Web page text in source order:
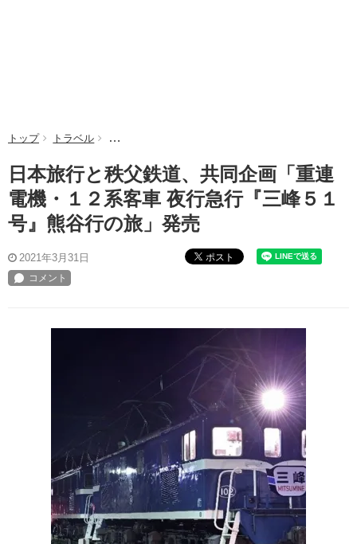
トップ トラベル 日本旅行と秩父鉄道、共同企画「重連電機・１２系
日本旅行と秩父鉄道、共同企画「重連
電機・１２系客車 夜行急行『三峰５１
号』熊谷行の旅」発売
2021年3月31日 ポスト